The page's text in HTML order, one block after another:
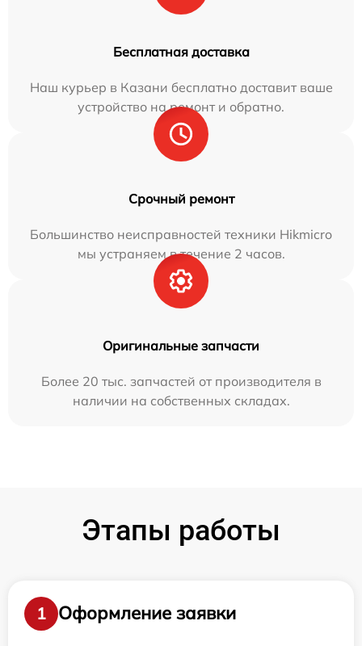
Бесплатная доставка
Наш курьер в Казани бесплатно доставит ваше
устройство на ремонт и обратно.
Срочный ремонт
Большинство неисправностей техники Hikmicro
мы устраняем в течение 2 часов.
Оригинальные запчасти
Более 20 тыс. запчастей от производителя в
наличии на собственных складах.
Этапы работы
1
Оформление заявки